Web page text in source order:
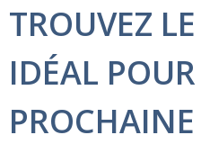
TROUVEZ
IDÉAL